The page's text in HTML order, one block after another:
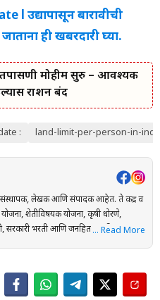
l उद्यापासून बारावीची
ही खबरदारी घ्या.
तपासणी मोहीम सुरु – आवश्यक
राशन बंद
: land-limit-per-person-in-
लेखक आणि संपादक आहेत. ते केंद्र व
योजना, शेतीविषयक योजना, कृषी धोरणे,
सरकारी भरती आणि जनहिताच्या विषयांवर
घेऊन माहितीची पडताळणी केली जाते.
आवश्यक कागदपत्रे, लाभ, अंतिम मुदत आणि
… Read More